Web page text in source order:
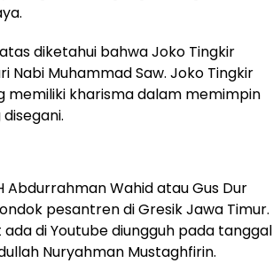
diketahui bahwa Joko Tingkir
Nabi Muhammad Saw. Joko Tingkir
memiliki kharisma dalam memimpin
Abdurrahman Wahid atau Gus Dur
pesantren di Gresik Jawa Timur.
di Youtube diungguh pada tanggal
Nuryahman Mustaghfirin.